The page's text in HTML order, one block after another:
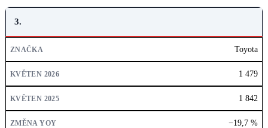
3.
Toyota
1 479
1 842
−19,7 %